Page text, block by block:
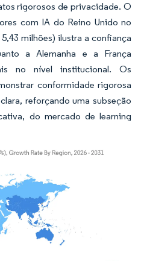
rigorosos de privacidade. O
com IA do Reino Unido no
milhões) ilustra a confiança
a Alemanha e a França
no nível institucional. Os
conformidade rigorosa
reforçando uma subseção
do mercado de learning